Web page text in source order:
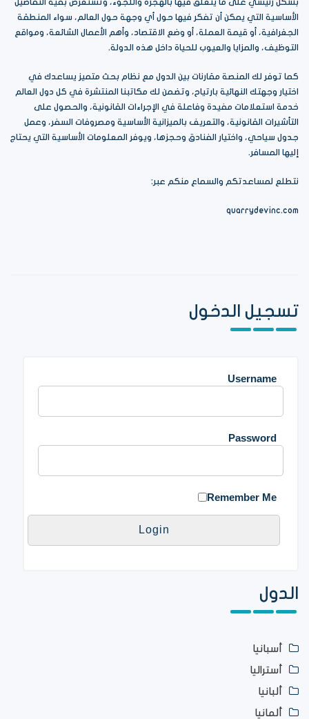
بشكل رئيسي على ما يتعلق فيها بالهجرة واللجوء، وتستعرض بقية التفاصيل
الأساسية التي يمكن أن تفكر فيها حول أي وجهة حول العالم، سواء المنطقة
الجغرافية، أو قيمة العملة، أو وضع الاقتصاد، وأهم الأعمال الشائعة، ومواقع
التوظيف، والمزايا والعيوب للحياة داخل هذه الدولة.
كما توفر لك المنصة مقارنات بين الدول مع نظام بحث متميز يساعدك في
اختيار وجهتك النهائية بارتياح، وتضمن لك مكاتبنا المنتشرة في كل دول العالم
خدمة استعلامات مفيدة وفاعلة في الإجراءات القانونية، والحصول على
التأشيرات القانونية، والتعريف بالميزانية الأساسية ومصروفات السفر، وعمل
جدول سياحي، واختيار الفنادق وحجزها، ويوفر المعلومات الأساسية التي يحتاج
إليها المسافر.
نتطلع لمساعدتكم والسماع منكم عبر:
quarrydevinc.com
تسجيل الدخول
Username
Password
Remember Me
الدول
أسبانيا
أستراليا
ألبانيا
ألمانيا